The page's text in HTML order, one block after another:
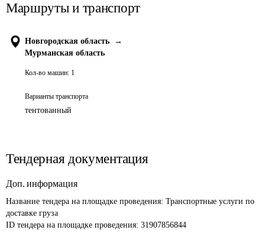
Маршруты и транспорт
Новгородская область
→
Мурманская область
Кол-во машин: 1
Варианты транспорта
тентованный
Тендерная документация
Доп. информация
Название тендера на площадке проведения: Транспортные услуги по
доставке груза
ID тендера на площадке проведения: 31907856844